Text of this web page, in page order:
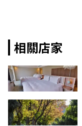
相關店家